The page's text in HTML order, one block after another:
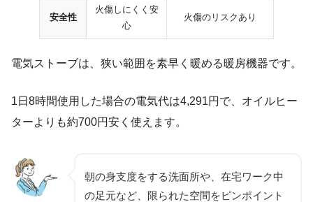
安全性
火傷しにくく安
心
火傷のリスクあり
電気ストーブは、狭い範囲を素早く暖める暖房機器です。
1日8時間使用した場合の電気代は4,291円で、オイルヒー
ターよりも約700円安く使えます。
朝の身支度をする洗面所や、在宅ワーク中
の足元など、限られた空間をピンポイント